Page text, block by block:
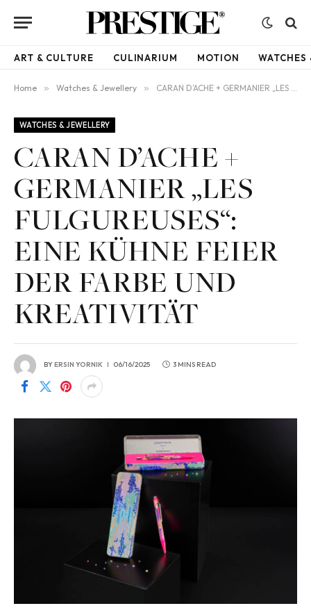
ART & CULTURE CULINARIUM MOTION WATCHES
Home » Watches & Jewellery » CARAN D’ACHE + GERMANIER „LES FULGUREUSES“: EINE KÜHNE FEIER DER FARBE UND KREATIVITÄT
WATCHES & JEWELLERY
CARAN D’ACHE +
GERMANIER „LES
FULGUREUSES“:
EINE KÜHNE FEIER
DER FARBE UND
KREATIVITÄT
BYERSIN YORNIK 06/16/2025 3 MINS READ